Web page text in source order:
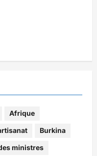
Afrique
Burkina
ministres